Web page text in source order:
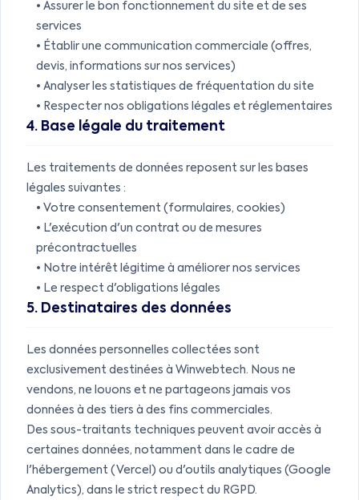
• Assurer le bon fonctionnement du site et de ses
services
• Établir une communication commerciale (offres,
devis, informations sur nos services)
• Analyser les statistiques de fréquentation du site
• Respecter nos obligations légales et réglementaires
4. Base légale du traitement
Les traitements de données reposent sur les bases
légales suivantes :
• Votre consentement (formulaires, cookies)
• L'exécution d'un contrat ou de mesures
précontractuelles
• Notre intérêt légitime à améliorer nos services
• Le respect d'obligations légales
5. Destinataires des données
Les données personnelles collectées sont
exclusivement destinées à Winwebtech. Nous ne
vendons, ne louons et ne partageons jamais vos
données à des tiers à des fins commerciales.
Des sous-traitants techniques peuvent avoir accès à
certaines données, notamment dans le cadre de
l'hébergement (Vercel) ou d'outils analytiques (Google
Analytics), dans le strict respect du RGPD.